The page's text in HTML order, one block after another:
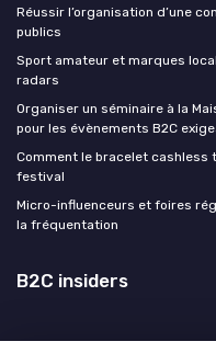
Réussir l’organisation d’une
publics
Sport amateur et marques
radars
Organiser un séminaire à la
pour les évènements B2C
Comment le bracelet
festival
Micro-influenceurs et foires
la fréquentation
B2C insiders